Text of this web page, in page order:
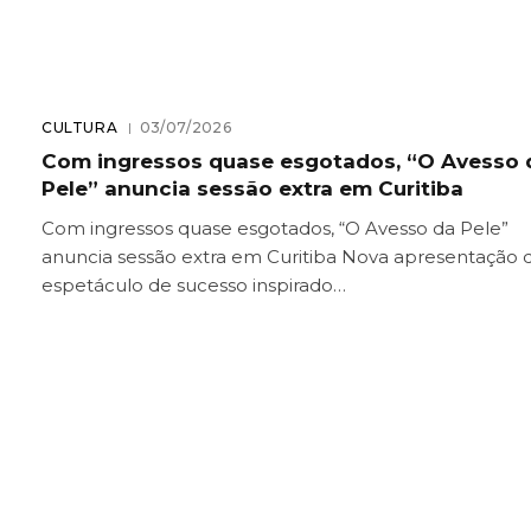
CULTURA 03/07/2026
Com ingressos quase esgotados, “O Avesso
Pele” anuncia sessão extra em Curitiba
Com ingressos quase esgotados, “O Avesso da Pele”
anuncia sessão extra em Curitiba Nova apresentação
espetáculo de sucesso inspirado…